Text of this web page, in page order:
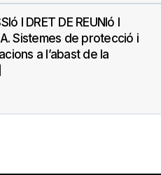
I DRET DE REUNIó I
Sistemes de protecció i
a l’abast de la